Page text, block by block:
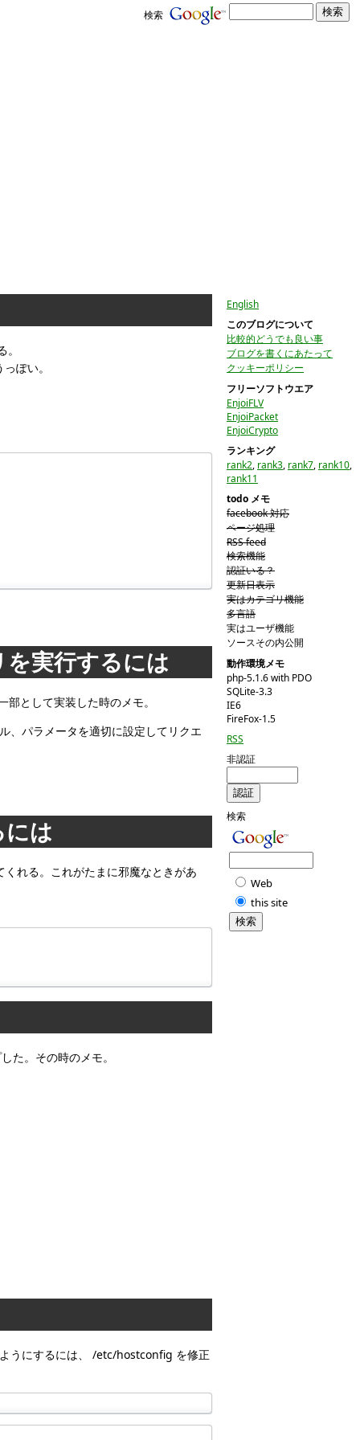
検索
ぽい。
実行するには
として実装した時のメモ。
、パラメータを適切に設定してリクエ
は
れる。これがたまに邪魔なときがあ
。その時のメモ。
うにするには、 /etc/hostconfig を修正
English
このブログについて
比較的どうでも良い事
ブログを書くにあたって
クッキーポリシー
フリーソフトウエア
EnjoiFLV
EnjoiPacket
EnjoiCrypto
ランキング
rank2, rank3, rank7, rank10,
rank11
todo メモ
facebook 対応
ページ処理
RSS feed
検索機能
認証いる？
更新日表示
実はカテゴリ機能
多言語
実はユーザ機能
ソースその内公開
動作環境メモ
php-5.1.6 with PDO
SQLite-3.3
IE6
FireFox-1.5
RSS
非認証
検索
Web
this site